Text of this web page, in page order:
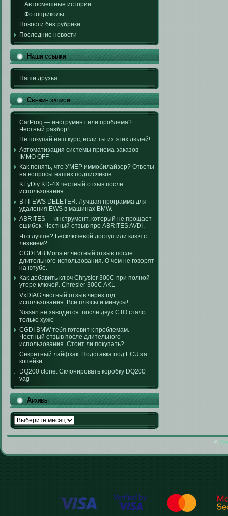
Автосмешные истории
Фотоприколы
Новости без рубрики
Последние новости
Наши ссылки
Наши друзья
Свежие записи
CarProg — инструмент или проблема?
Честный разбор!
Не покупай наш курс, если ты из этих людей!
Автоматизация системы приема заказов
IMMO OFF
Как понять, что УМЕР иммобилайзер? Ответы
на вопросы наших подписчиков
KEyDiy KD-4X честный отзыв после
использования
BTT EWS DELETER. Лучшая программа для
удаления EWS в машинах BMW.
ABRITES — инструмент, который не прощает
ошибок. Честный отзыв про ABRITES AVDI.
Что лучше? Бесключевой доступ или ключ с
лезвием?
CGDI MB Monster честный отзыв после
длительного использования. О чем не говорят
на ютубе.
Как добавить ключ Chrysler 300C при полной
утере ключей. Chresler 300C AKL
VxDIAG честный отзыв через год
использования. Все плюсы и минусы!
Nissan не заводится. после двух СТО стало
только хуже
CGDI BMW тебя готовит к проблемам.
Честный отзыв после длительного
использования. Стоит ли покупать?
Секретный лайфхак: Подставка под ECU за
копейки
DQ200 clone. Склонировать коробку DQ200
vag
Архивы
Архивы
©